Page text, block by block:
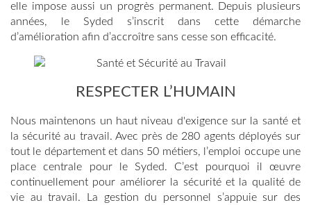
elle impose aussi un progrès permanent. Depuis plusieurs
années, le Syded s’inscrit dans cette démarche
d’amélioration afin d’accroître sans cesse son efficacité.
RESPECTER L’HUMAIN
Nous maintenons un haut niveau d'exigence sur la santé et
la sécurité au travail. Avec près de 280 agents déployés sur
tout le département et dans 50 métiers, l’emploi occupe une
place centrale pour le Syded. C’est pourquoi il œuvre
continuellement pour améliorer la sécurité et la qualité de
vie au travail. La gestion du personnel s’appuie sur des